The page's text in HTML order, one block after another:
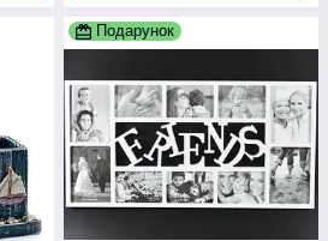
Подарунок